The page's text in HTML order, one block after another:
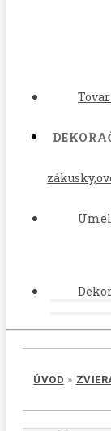
ÚVOD »